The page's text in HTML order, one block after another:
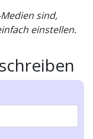
sind,
einstellen.